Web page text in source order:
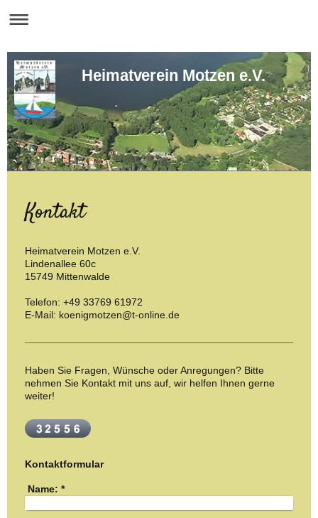
Heimatverein Motzen e.V.
Kontakt
Heimatverein Motzen e.V.
Lindenallee 60c
15749 Mittenwalde
Telefon: +49 33769 61972
E-Mail: koenigmotzen@t-online.de
Haben Sie Fragen, Wünsche oder Anregungen? Bitte
nehmen Sie Kontakt mit uns auf, wir helfen Ihnen gerne
weiter!
Kontaktformular
Name: *